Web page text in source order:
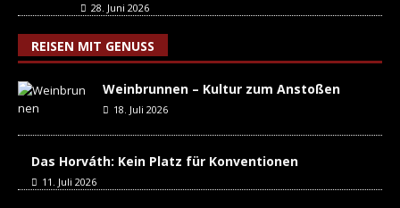
28. Juni 2026
REISEN MIT GENUSS
Weinbrunnen – Kultur zum Anstoßen
18. Juli 2026
Das Horváth: Kein Platz für Konventionen
11. Juli 2026